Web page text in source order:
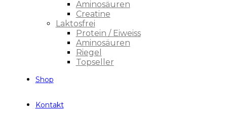
Aminosäuren
Creatine
Laktosfrei
Protein / Eiweiss
Aminosäuren
Riegel
Topseller
Shop
Kontakt